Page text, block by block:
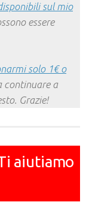
sul mio
essere
solo 1€ o
a
Grazie!
aiutiamo